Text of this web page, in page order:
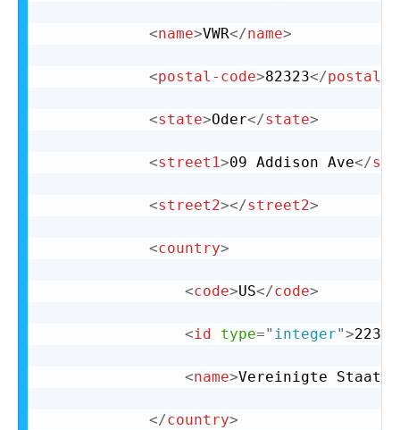
<name>VWR</name>
<postal-code>82323</postal-
<state>Oder</state>
<street1>09 Addison Ave</
<street2></street2>
<country>
<code>US</code>
<id type=" integer">223
<name>Vereinigte Staaten
</country>